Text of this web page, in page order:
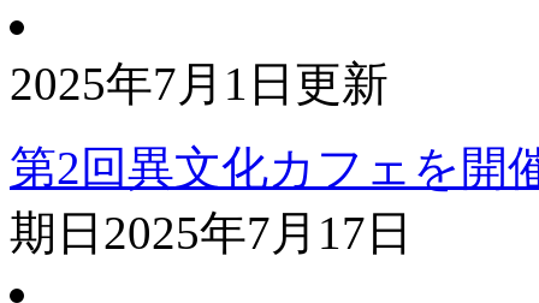
2025年7月1日更新
第2回異文化カフェを開
期日 2025年7月17日